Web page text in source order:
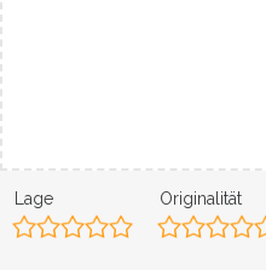
Lage Originalität